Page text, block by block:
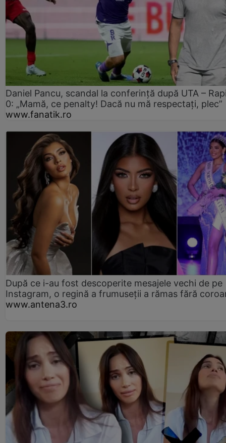
Daniel Pancu, scandal la conferință după UTA –
0: „Mamă, ce penalty! Dacă nu mă respectați, plec”
www.fanatik.ro
După ce i-au fost descoperite mesajele vechi de pe
Instagram, o regină a frumuseții a rămas fără
www.antena3.ro